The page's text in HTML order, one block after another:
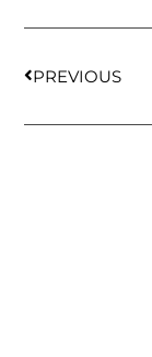
PREVIOUS